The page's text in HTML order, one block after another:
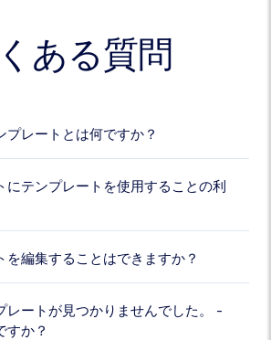
ある質問
プレートとは何ですか？
にテンプレートを使用することの利
を編集することはできますか？
レートが見つかりませんでした。 -
すか？